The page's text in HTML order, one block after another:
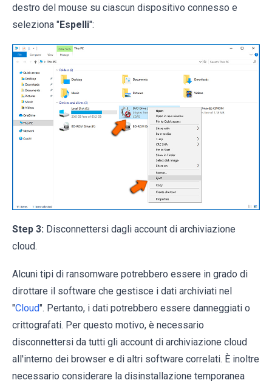
destro del mouse su ciascun dispositivo connesso e
seleziona "Espelli":
Step 3: Disconnettersi dagli account di archiviazione
cloud.
Alcuni tipi di ransomware potrebbero essere in grado di
dirottare il software che gestisce i dati archiviati nel
"Cloud". Pertanto, i dati potrebbero essere danneggiati o
crittografati. Per questo motivo, è necessario
disconnettersi da tutti gli account di archiviazione cloud
all'interno dei browser e di altri software correlati. È inoltre
necessario considerare la disinstallazione temporanea